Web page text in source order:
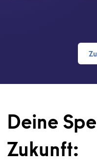
Deine
Zukunft: